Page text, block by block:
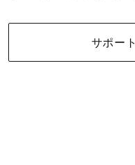
サポー